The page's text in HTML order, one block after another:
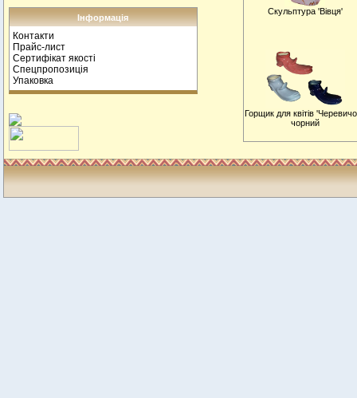
Інформація
Контакти
Прайс-лист
Сертифікат якості
Спецпропозиція
Упаковка
Скульптура 'Вівця'
Горщик для квітів
чорний